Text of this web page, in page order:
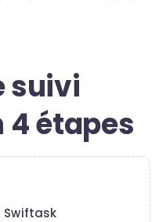
suivi
étapes
Swiftask